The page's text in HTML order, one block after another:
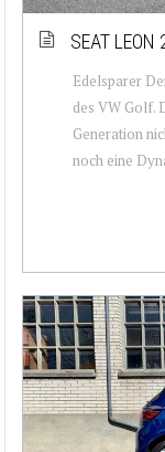
SEAT LEON
Edelsparer
des VW Golf.
Generation
noch eine